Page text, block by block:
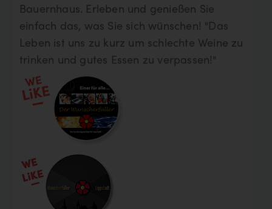
Bauernhaus. Erleben und genießen Sie
einfach das, was Sie sich wünschen! "Das
Leben ist uns zu kurz um schlechte Weine zu
trinken und gutes Essen zu verpassen!"